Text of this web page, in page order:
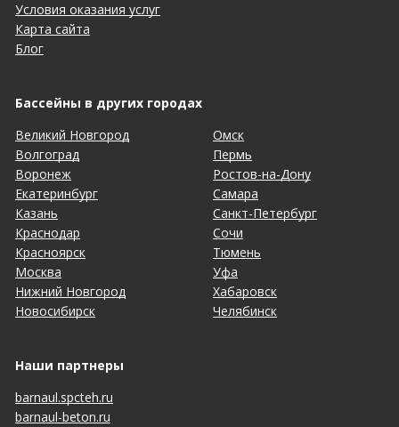
Условия оказания услуг
Карта сайта
Блог
Бассейны в других городах
Великий Новгород
Волгоград
Воронеж
Екатеринбург
Казань
Краснодар
Красноярск
Москва
Нижний Новгород
Новосибирск
Омск
Пермь
Ростов-на-Дону
Самара
Санкт-Петербург
Сочи
Тюмень
Уфа
Хабаровск
Челябинск
Наши партнеры
barnaul.spcteh.ru
barnaul-beton.ru